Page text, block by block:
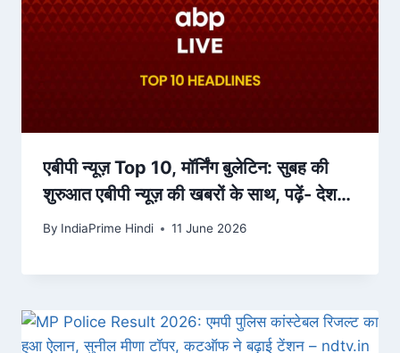
एबीपी न्यूज़ Top 10, मॉर्निंग बुलेटिन: सुबह की
शुरुआत एबीपी न्यूज़ की खबरों के साथ, पढ़ें- देश-
दुनिया की सभी बड़ी खबरें एक साथ -मॉर्निंग –
By IndiaPrime Hindi 11 June 2026